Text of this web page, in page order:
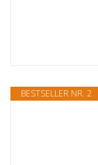
BESTSELLER NR. 2